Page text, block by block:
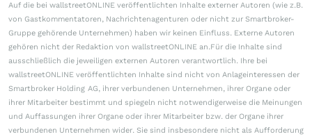
Auf die bei wallstreetONLINE veröffentlichten Inhalte externer Autoren (wie z.B.
von Gastkommentatoren, Nachrichtenagenturen oder nicht zur Smartbroker-
Gruppe gehörende Unternehmen) haben wir keinen Einfluss. Externe Autoren
gehören nicht der Redaktion von wallstreetONLINE an.Für die Inhalte sind
ausschließlich die jeweiligen externen Autoren verantwortlich. Ihre bei
wallstreetONLINE veröffentlichten Inhalte sind nicht von Anlageinteressen der
Smartbroker Holding AG, ihrer verbundenen Unternehmen, ihrer Organe oder
ihrer Mitarbeiter bestimmt und spiegeln nicht notwendigerweise die Meinungen
und Auffassungen ihrer Organe oder ihrer Mitarbeiter bzw. der Organe ihrer
verbundenen Unternehmen wider. Sie sind insbesondere nicht als Aufforderung